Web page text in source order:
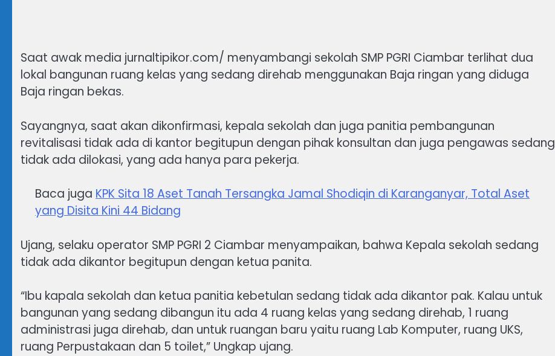
Saat awak media jurnaltipikor.com/ menyambangi sekolah SMP PGRI Ciambar terlihat dua
lokal bangunan ruang kelas yang sedang direhab menggunakan Baja ringan yang diduga
Baja ringan bekas.
Sayangnya, saat akan dikonfirmasi, kepala sekolah dan juga panitia pembangunan
revitalisasi tidak ada di kantor begitupun dengan pihak konsultan dan juga pengawas sedang
tidak ada dilokasi, yang ada hanya para pekerja.
Baca juga KPK Sita 18 Aset Tanah Tersangka Jamal Shodiqin di Karanganyar, Total Aset
yang Disita Kini 44 Bidang
Ujang, selaku operator SMP PGRI 2 Ciambar menyampaikan, bahwa Kepala sekolah sedang
tidak ada dikantor begitupun dengan ketua panita.
“Ibu kapala sekolah dan ketua panitia kebetulan sedang tidak ada dikantor pak. Kalau untuk
bangunan yang sedang dibangun itu ada 4 ruang kelas yang sedang direhab, 1 ruang
administrasi juga direhab, dan untuk ruangan baru yaitu ruang Lab Komputer, ruang UKS,
ruang Perpustakaan dan 5 toilet,” Ungkap ujang.